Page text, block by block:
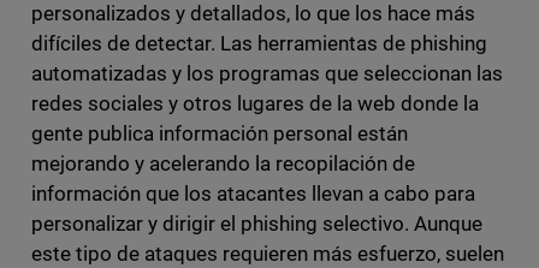
personalizados y detallados, lo que los hace más
difíciles de detectar. Las herramientas de phishing
automatizadas y los programas que seleccionan las
redes sociales y otros lugares de la web donde la
gente publica información personal están
mejorando y acelerando la recopilación de
información que los atacantes llevan a cabo para
personalizar y dirigir el phishing selectivo. Aunque
este tipo de ataques requieren más esfuerzo, suelen